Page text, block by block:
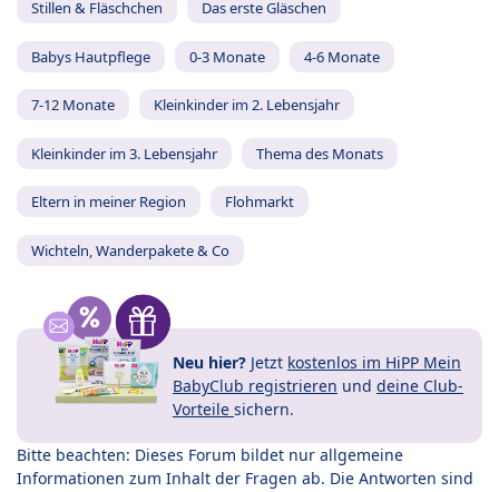
Stillen & Fläschchen Das erste Gläschen
Babys Hautpflege 0-3 Monate 4-6 Monate
7-12 Monate Kleinkinder im 2. Lebensjahr
Kleinkinder im 3. Lebensjahr Thema des Monats
Eltern in meiner Region Flohmarkt
Wichteln, Wanderpakete & Co
Neu hier? Jetzt kostenlos im HiPP Mein
BabyClub registrieren und deine Club-
Vorteile sichern.
Bitte beachten: Dieses Forum bildet nur allgemeine
Informationen zum Inhalt der Fragen ab. Die Antworten sind